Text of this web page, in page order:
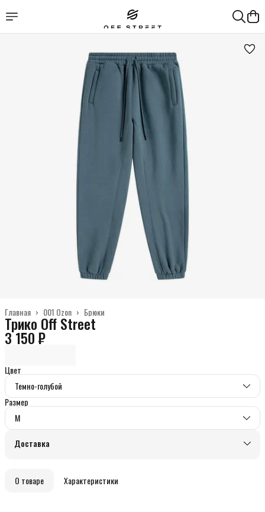
Брюки
001 Ozon ›
Главная ›
Трико Off Street
3 150 ₽
Цвет
Темно-голубой
Размер
M
Доставка
О товаре Характеристики